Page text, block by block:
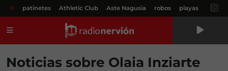
# patinetes Athletic Club Aste Nagusia robos playas
Noticias sobre Olaia Inziarte